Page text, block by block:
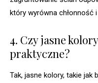
który wyrówna chłonność
4. Czy jasne
praktyczne?
Tak, jasne kolory, takie jak